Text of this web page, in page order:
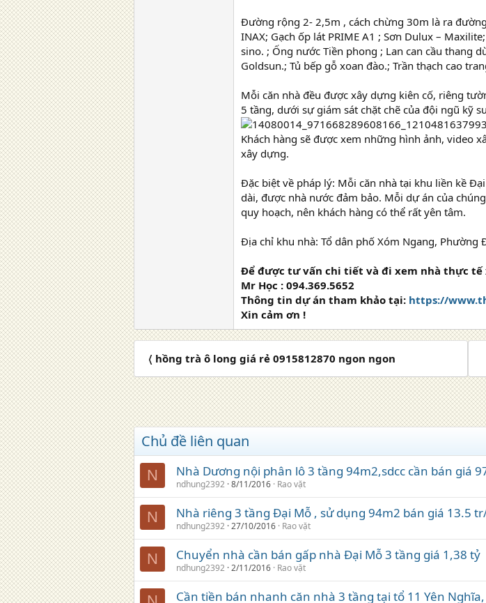
Đường rộng 2- 2,5m , cách chừng 30m là ra
INAX; Gạch ốp lát PRIME A1 ; Sơn Dulux –
sino. ; Ống nước Tiền phong ; Lan can cầu thang
Goldsun.; Tủ bếp gỗ xoan đào.; Trần thạch cao
Mỗi căn nhà đều được xây dựng kiên cố, riêng
5 tầng, dưới sự giám sát chặt chẽ của đội ngũ kỹ
Khách hàng sẽ được xem những hình ảnh, video
xây dựng.
Đặc biệt về pháp lý: Mỗi căn nhà tại khu liền kề
dài, được nhà nước đảm bảo. Mỗi dự án của
quy hoạch, nên khách hàng có thể rất yên tâm.
Địa chỉ khu nhà: Tổ dân phố Xóm Ngang,
Để được tư vấn chi tiết và đi xem nhà thực tế
Mr Học : 094.369.5652
Thông tin dự án tham khảo tại: https://
Xin cảm ơn !
〈 hồng trà ô long giá rẻ 0915812870 ngon ngon
Chủ đề liên quan
N Nhà Dương nội phân lô 3 tầng 94m2,sdcc cần bán giá
ndhung2392 8/11/2016 Rao vặt
N Nhà riêng 3 tầng Đại Mỗ , sử dụng 94m2 bán giá 13.5
ndhung2392 27/10/2016 Rao vặt
N Chuyển nhà cần bán gấp nhà Đại Mỗ 3 tầng giá 1,38 tỷ
ndhung2392 2/11/2016 Rao vặt
Cần tiền bán nhanh căn nhà 3 tầng tại tổ 11 Yên Nghĩa,